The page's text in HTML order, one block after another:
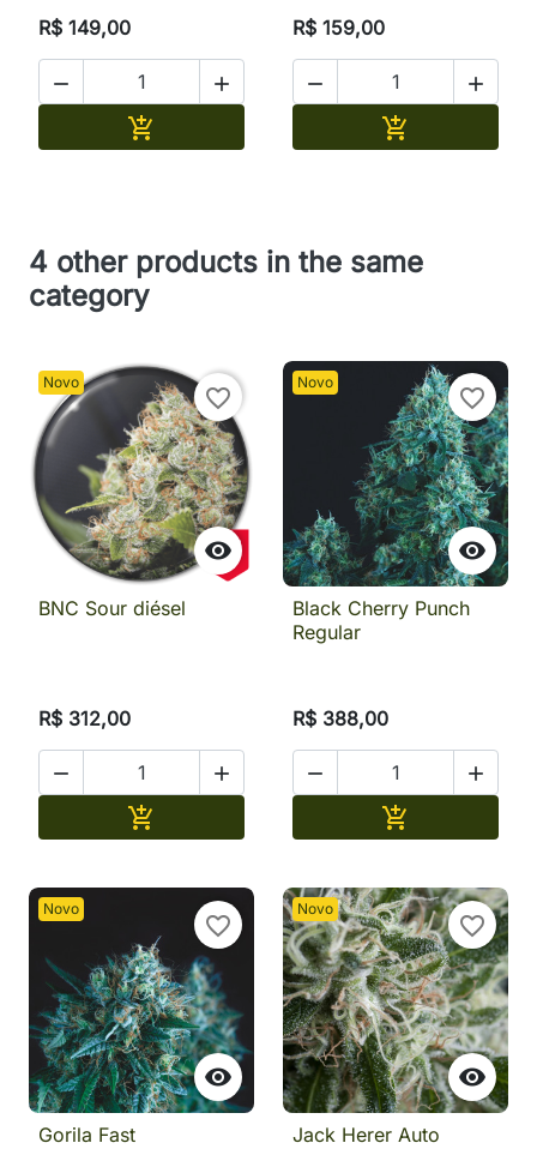
R$ 149,00
 

R$ 159,00
 

4 other products in the same
category
Novo

favorite_border
BNC Sour diésel
R$ 312,00
 

Novo

favorite_border
Black Cherry Punch
Regular
R$ 388,00
 

Novo

favorite_border
Gorila Fast
Novo

favorite_border
Jack Herer Auto